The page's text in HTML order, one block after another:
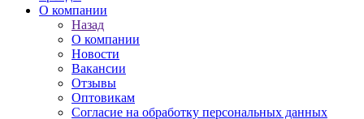
О компании
Назад
О компании
Новости
Вакансии
Отзывы
Оптовикам
Cогласие на обработку персональных данных